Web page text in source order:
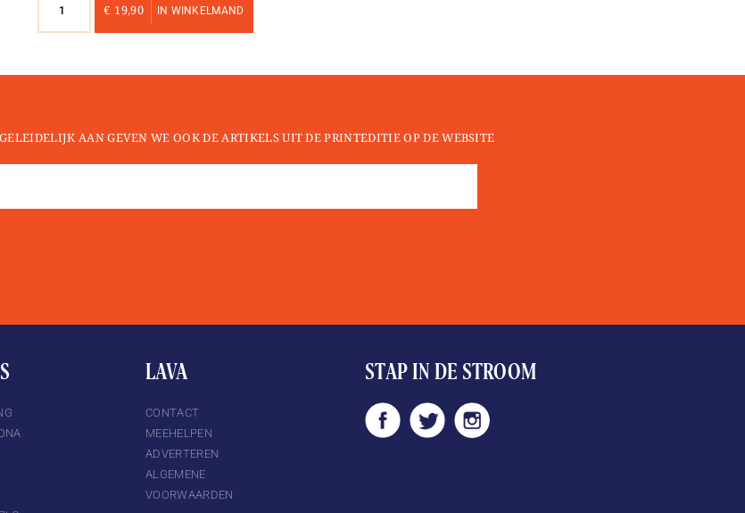
voor
beginners
€ 19,90 IN WINKELMAND
AAN GEVEN WE OOK DE ARTIKELS UIT DE PRINTEDITIE OP DE WEBSITE
LAVA
CONTACT
MEEHELPEN
ADVERTEREN
ALGEMENE
VOORWAARDEN
STAP IN DE STROOM